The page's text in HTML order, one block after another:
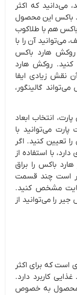
می‌دانید که اکثر
باکس این محصول
هم با طلاکوب
می‌توانید آن را با
هارد باکس
کنید. روکش هارد
نقش زیادی ایفا
گالینگور،
انتخاب ابعاد
می‌توانید با
تعیین کنید. اگر
با استفاده از
باکس را براق
است چند قسمت
مشخص کنید.
را می‌توانید از
است که برای اکثر
غذایی کاربرد دارد.
محصول به خصوص